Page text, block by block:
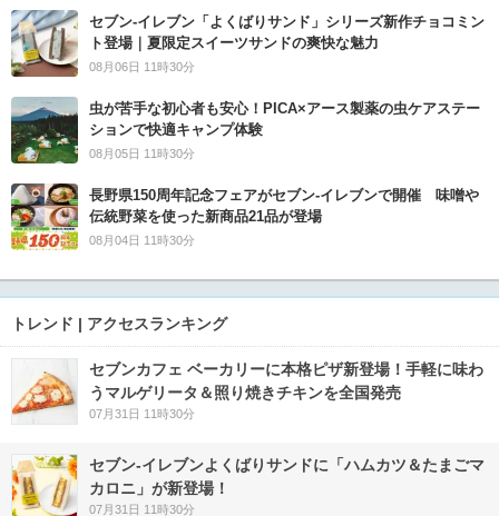
セブン‐イレブン「よくばりサンド」シリーズ新作チョコミン
ト登場｜夏限定スイーツサンドの爽快な魅力
08月06日 11時30分
虫が苦手な初心者も安心！PICA×アース製薬の虫ケアステー
ションで快適キャンプ体験
08月05日 11時30分
長野県150周年記念フェアがセブン-イレブンで開催 味噌や
伝統野菜を使った新商品21品が登場
08月04日 11時30分
トレンド | アクセスランキング
セブンカフェ ベーカリーに本格ピザ新登場！手軽に味わ
うマルゲリータ＆照り焼きチキンを全国発売
07月31日 11時30分
セブン‐イレブンよくばりサンドに「ハムカツ＆たまごマ
カロニ」が新登場！
07月31日 11時30分